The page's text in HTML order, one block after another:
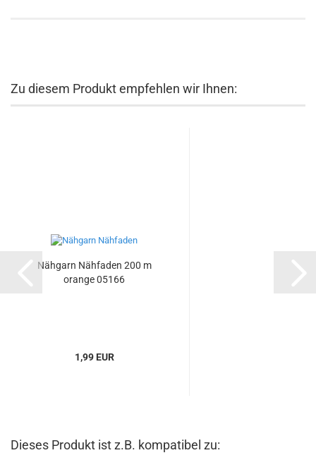
Zu diesem Produkt empfehlen wir Ihnen:
Nähgarn Nähfaden 200 m
orange 05166
1,99 EUR
Dieses Produkt ist z.B. kompatibel zu: